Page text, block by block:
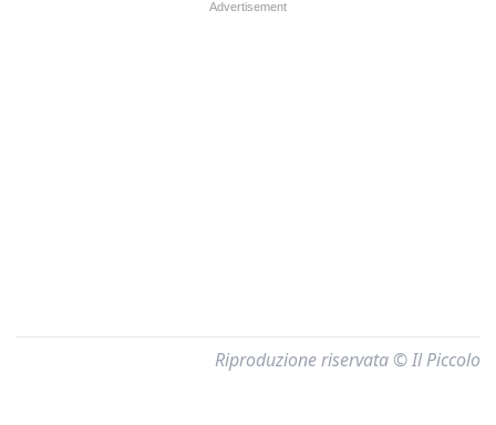
Riproduzione riservata © Il Piccolo